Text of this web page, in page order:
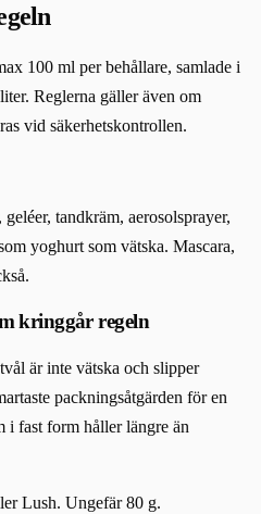
100 ml per behållare, samlade i
Reglerna gäller även om
vid säkerhetskontrollen.
tandkräm, aerosolsprayer,
yoghurt som vätska. Mascara,
kringgår regeln
är inte vätska och slipper
packningsåtgärden för en
i fast form håller längre än
Lush. Ungefär 80 g.